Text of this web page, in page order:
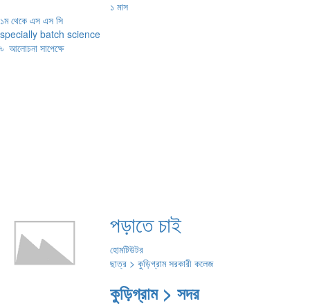
১ মাস
১ম থেকে এস এস সি
specially batch science
৳ আলোচনা সাপেক্ষে
পড়াতে চাই
হোমটিউটর
ছাত্র > কুড়িগ্রাম সরকারী কলেজ
কুড়িগ্রাম > সদর